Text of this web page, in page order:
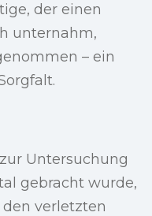
der einen
unternahm,
– ein
Untersuchung
gebracht wurde,
verletzten